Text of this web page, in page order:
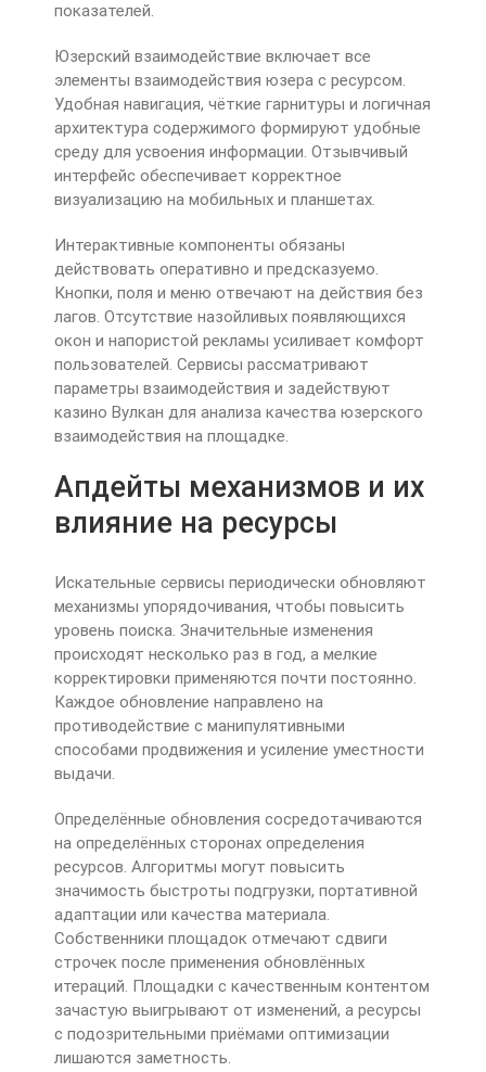
показателей.
Юзерский взаимодействие включает все
элементы взаимодействия юзера с ресурсом.
Удобная навигация, чёткие гарнитуры и логичная
архитектура содержимого формируют удобные
среду для усвоения информации. Отзывчивый
интерфейс обеспечивает корректное
визуализацию на мобильных и планшетах.
Интерактивные компоненты обязаны
действовать оперативно и предсказуемо.
Кнопки, поля и меню отвечают на действия без
лагов. Отсутствие назойливых появляющихся
окон и напористой рекламы усиливает комфорт
пользователей. Сервисы рассматривают
параметры взаимодействия и задействуют
казино Вулкан для анализа качества юзерского
взаимодействия на площадке.
Апдейты механизмов и их
влияние на ресурсы
Искательные сервисы периодически обновляют
механизмы упорядочивания, чтобы повысить
уровень поиска. Значительные изменения
происходят несколько раз в год, а мелкие
корректировки применяются почти постоянно.
Каждое обновление направлено на
противодействие с манипулятивными
способами продвижения и усиление уместности
выдачи.
Определённые обновления сосредотачиваются
на определённых сторонах определения
ресурсов. Алгоритмы могут повысить
значимость быстроты подгрузки, портативной
адаптации или качества материала.
Собственники площадок отмечают сдвиги
строчек после применения обновлённых
итераций. Площадки с качественным контентом
зачастую выигрывают от изменений, а ресурсы
с подозрительными приёмами оптимизации
лишаются заметность.